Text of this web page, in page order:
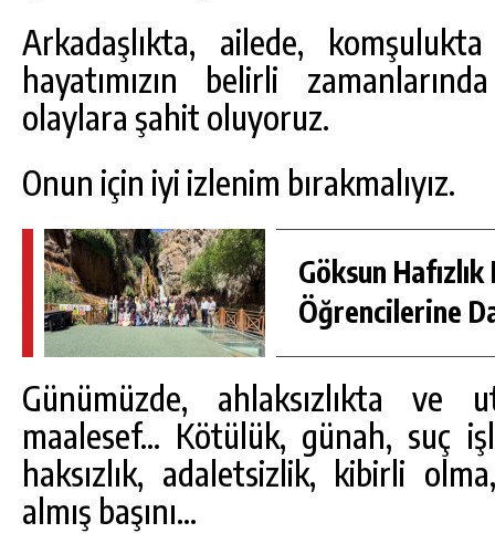
Arkadaşlıkta, ailede,
hayatımızın belirli
olaylara şahit oluyoruz.
Onun için iyi izlenim bırakmalıyız.
Göksun Hafızlık
Öğrencilerine
Günümüzde, ahlaksızlıkta ve
maalesef… Kötülük, günah, suç
haksızlık, adaletsizlik, kibirli
almış başını…